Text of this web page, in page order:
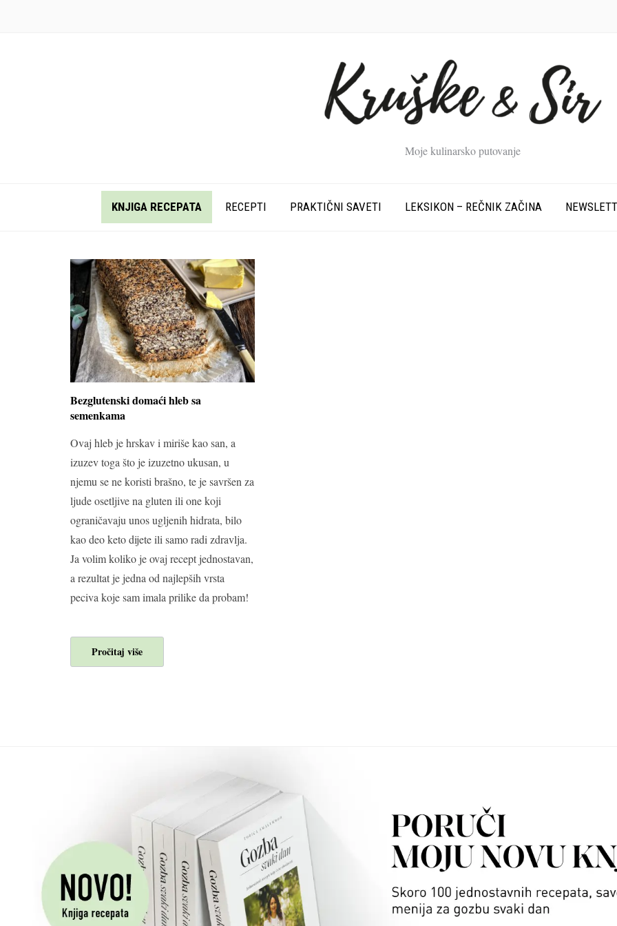
Moje kulinarsko putovanje
KNJIGA RECEPATA RECEPTI PRAKTIČNI SAVETI LEKSIKON – REČNIK ZAČINA
Bezglutenski domaći hleb sa
semenkama
Ovaj hleb je hrskav i miriše kao san, a
izuzev toga što je izuzetno ukusan, u
njemu se ne koristi brašno, te je savršen za
ljude osetljive na gluten ili one koji
ograničavaju unos ugljenih hidrata, bilo
kao deo keto dijete ili samo radi zdravlja.
Ja volim koliko je ovaj recept jednostavan,
a rezultat je jedna od najlepših vrsta
peciva koje sam imala prilike da probam!
Pročitaj više